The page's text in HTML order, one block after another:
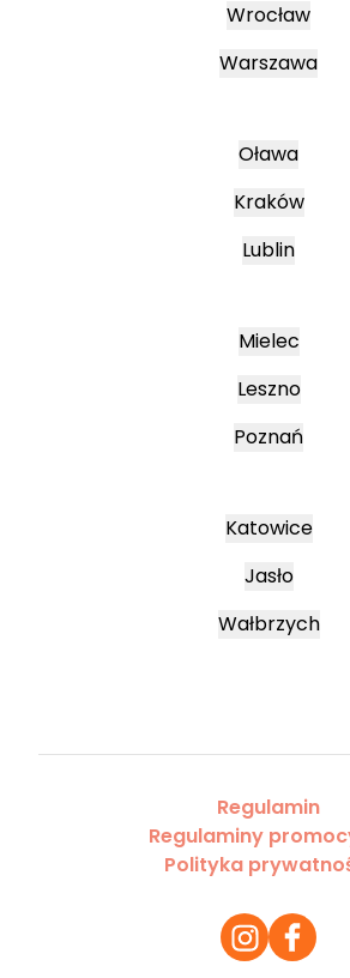
Wrocław
Warszawa
Oława
Kraków
Lublin
Mielec
Leszno
Poznań
Katowice
Jasło
Wałbrzych
Regulamin
Regulaminy
Polityka